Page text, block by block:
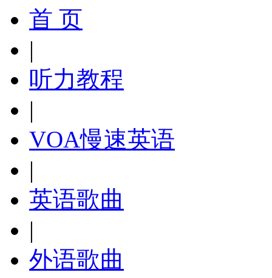
首 页
|
听力教程
|
VOA慢速英语
|
英语歌曲
|
外语歌曲